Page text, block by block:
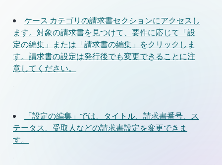
ケース カテゴリの請求書セクションにアクセスし
ます。対象の請求書を見つけて、要件に応じて「設
定の編集」または「請求書の編集」をクリックしま
す。請求書の設定は発行後でも変更できることに注
意してください。
「設定の編集」では、タイトル、請求書番号、ス
テータス、受取人などの請求書設定を変更できま
す。